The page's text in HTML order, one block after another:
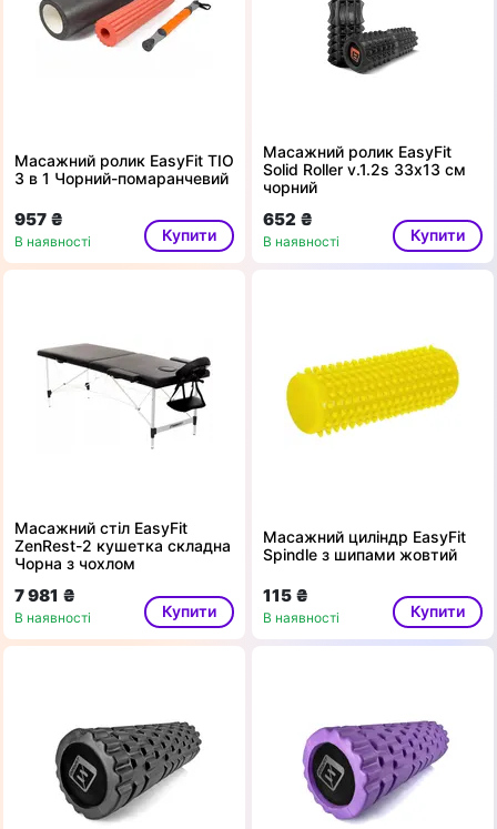
Масажний ролик EasyFit TIO
3 в 1 Чорний-помаранчевий
957 ₴
В наявності Купити
Масажний ролик EasyFit
Solid Roller v.1.2s 33х13 см
чорний
652 ₴
В наявності Купити
Масажний стіл EasyFit
ZenRest-2 кушетка складна
Чорна з чохлом
7 981 ₴
В наявності Купити
Масажний циліндр EasyFit
Spindle з шипами жовтий
115 ₴
В наявності Купити